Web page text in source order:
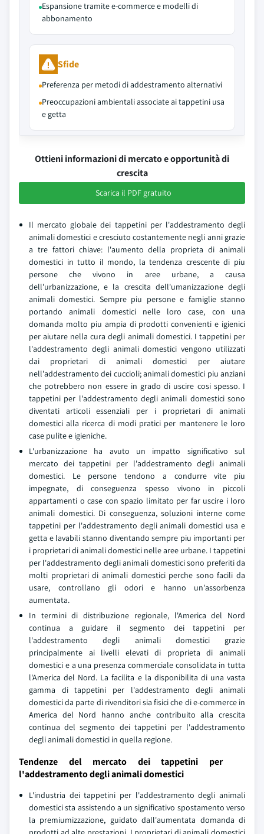
Espansione tramite e-commerce e modelli di
abbonamento
Sfide
Preferenza per metodi di addestramento alternativi
Preoccupazioni ambientali associate ai tappetini usa
e getta
Ottieni informazioni di mercato e opportunità di
crescita
Scarica il PDF gratuito
Il mercato globale dei tappetini per l'addestramento degli
animali domestici e cresciuto costantemente negli anni grazie
a tre fattori chiave: l'aumento della proprieta di animali
domestici in tutto il mondo, la tendenza crescente di piu
persone che vivono in aree urbane, a causa
dell'urbanizzazione, e la crescita dell'umanizzazione degli
animali domestici. Sempre piu persone e famiglie stanno
portando animali domestici nelle loro case, con una
domanda molto piu ampia di prodotti convenienti e igienici
per aiutare nella cura degli animali domestici. I tappetini per
l'addestramento degli animali domestici vengono utilizzati
dai proprietari di animali domestici per aiutare
nell'addestramento dei cuccioli; animali domestici piu anziani
che potrebbero non essere in grado di uscire cosi spesso. I
tappetini per l'addestramento degli animali domestici sono
diventati articoli essenziali per i proprietari di animali
domestici alla ricerca di modi pratici per mantenere le loro
case pulite e igieniche.
L'urbanizzazione ha avuto un impatto significativo sul
mercato dei tappetini per l'addestramento degli animali
domestici. Le persone tendono a condurre vite piu
impegnate, di conseguenza spesso vivono in piccoli
appartamenti o case con spazio limitato per far uscire i loro
animali domestici. Di conseguenza, soluzioni interne come
tappetini per l'addestramento degli animali domestici usa e
getta e lavabili stanno diventando sempre piu importanti per
i proprietari di animali domestici nelle aree urbane. I tappetini
per l'addestramento degli animali domestici sono preferiti da
molti proprietari di animali domestici perche sono facili da
usare, controllano gli odori e hanno un'assorbenza
aumentata.
In termini di distribuzione regionale, l'America del Nord
continua a guidare il segmento dei tappetini per
l'addestramento degli animali domestici grazie
principalmente ai livelli elevati di proprieta di animali
domestici e a una presenza commerciale consolidata in tutta
l'America del Nord. La facilita e la disponibilita di una vasta
gamma di tappetini per l'addestramento degli animali
domestici da parte di rivenditori sia fisici che di e-commerce in
America del Nord hanno anche contribuito alla crescita
continua del segmento dei tappetini per l'addestramento
degli animali domestici in quella regione.
Tendenze del mercato dei tappetini per
l'addestramento degli animali domestici
L'industria dei tappetini per l'addestramento degli animali
domestici sta assistendo a un significativo spostamento verso
la premiumizzazione, guidato dall'aumentata domanda di